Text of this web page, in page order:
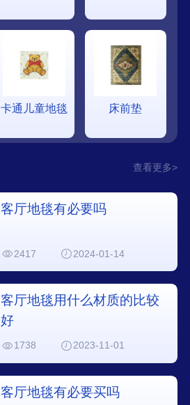
卡通儿童地毯 床前垫
查看更多>
客厅地毯有必要吗
2417 2024-01-14
客厅地毯用什么材质的比较
好
1738 2023-11-01
客厅地毯有必要买吗